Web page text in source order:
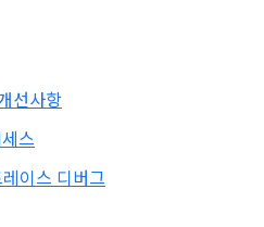
선사항
스
이스 디버그